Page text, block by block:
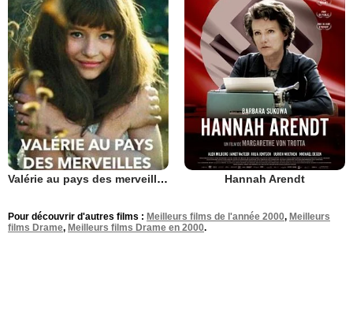
Valérie au pays des merveilles Hannah Arendt
Pour découvrir d'autres films : Meilleurs films de l'année 2000, Meilleurs
films Drame, Meilleurs films Drame en 2000.